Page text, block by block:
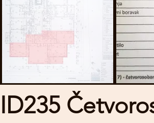
ID235